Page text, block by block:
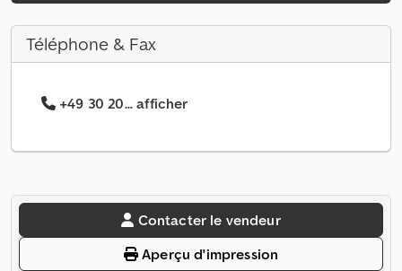
Téléphone & Fax
+49 30 20... afficher
Contacter le vendeur
Aperçu d'impression